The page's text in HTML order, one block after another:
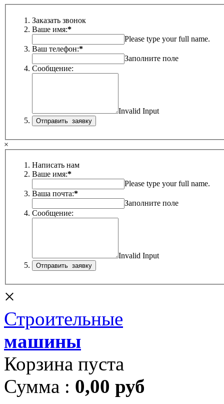
Заказать звонок
Ваше имя:*
Please type your full name.
Ваш телефон:*
Заполните поле
Сообщение:
Invalid Input
×
Написать нам
Ваше имя:*
Please type your full name.
Ваша почта:*
Заполните поле
Сообщение:
Invalid Input
×
Строительные
машины
Корзина пуста
Сумма : 0,00 руб